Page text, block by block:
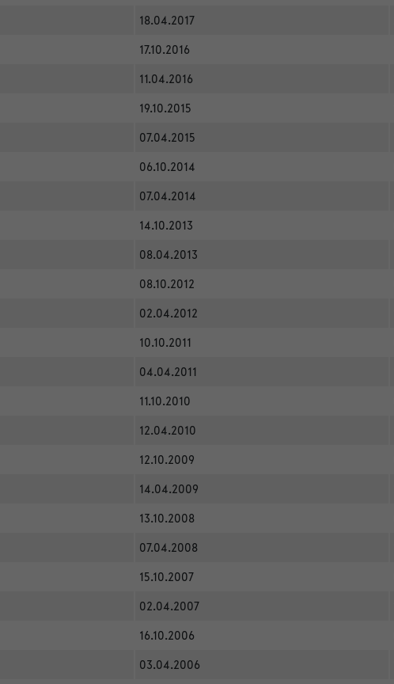
18.04.2017
17.10.2016
11.04.2016
19.10.2015
07.04.2015
06.10.2014
07.04.2014
14.10.2013
08.04.2013
08.10.2012
02.04.2012
10.10.2011
04.04.2011
11.10.2010
12.04.2010
12.10.2009
14.04.2009
13.10.2008
07.04.2008
15.10.2007
02.04.2007
16.10.2006
03.04.2006